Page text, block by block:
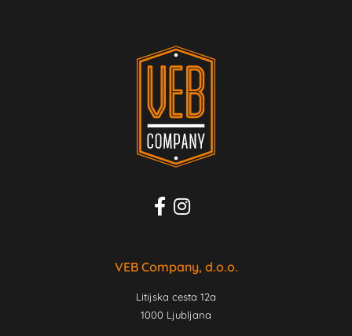
VEB Company, d.o.o.
Litijska cesta 12a
1000 Ljubljana